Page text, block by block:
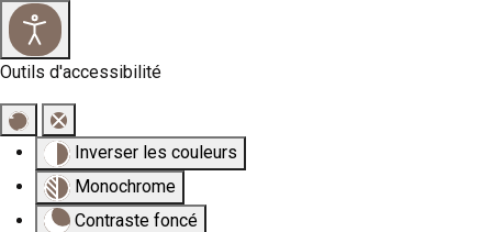
Outils d'accessibilité
Inverser les couleurs
Monochrome
Contraste foncé